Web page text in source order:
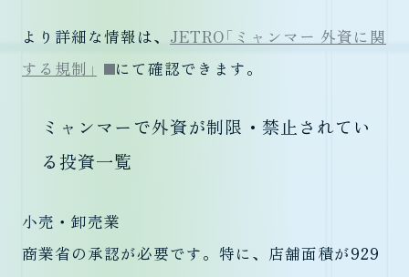
より詳細な情報は、 JETRO「ミャンマー 外資に関
する規制」 にて確認できます。
ミャンマーで外資が制限・禁止されてい
る投資一覧
小売・卸売業
商業省の承認が必要です。特に、店舗面積が929